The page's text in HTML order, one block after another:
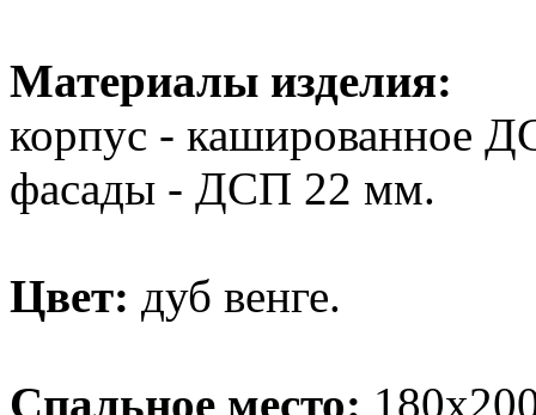
Материалы изделия:
корпус - кашированное
фасады - ДСП 22 мм.
Цвет: дуб венге.
Спальное место: